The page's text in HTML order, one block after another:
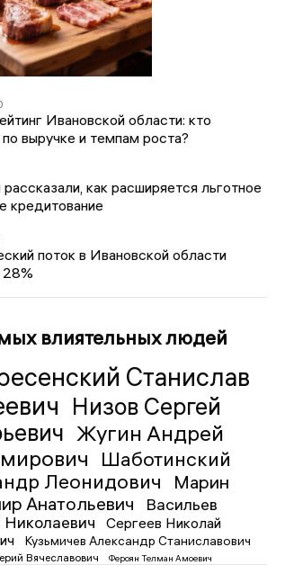
Ивановской области: кто
выручке и темпам роста?
как расширяется льготное
кредитование
поток в Ивановской области
28%
влиятельных людей
Станислав
Низов Сергей
Жугин Андрей
Шаботинский
Леонидович
Марин
Анатольевич
Васильев
Николаевич
Сергеев Николай
Кузьмичев Александр Станиславович
Вячеславович Фероян Телман Амоевич